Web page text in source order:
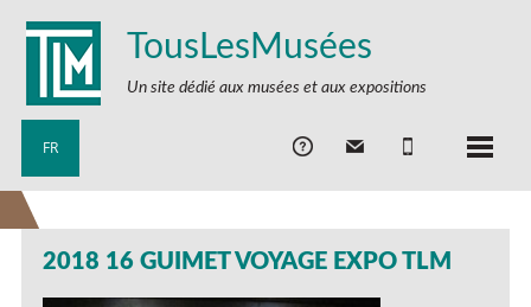
TousLesMusées
Un site dédié aux musées et aux expositions
FR
2018 16 GUIMET VOYAGE EXPO TLM